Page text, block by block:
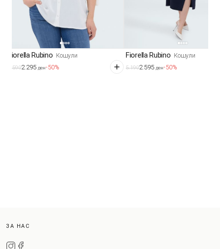
Fiorella Rubino Кошули
4.5902.295 ден-50%
Fiorella Rubino Кошули
5.1902.595 ден-50%
ЗА НАС